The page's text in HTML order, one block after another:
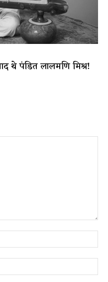
थे पंडित लालमणि मिश्र!